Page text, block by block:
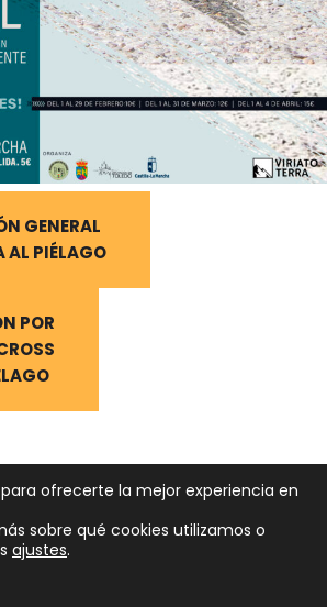
GENERAL
AL PIÉLAGO
POR
gracias aWordPress
Privacidad
ofrecerte la mejor experiencia en
sobre qué cookies utilizamos o
ajustes.